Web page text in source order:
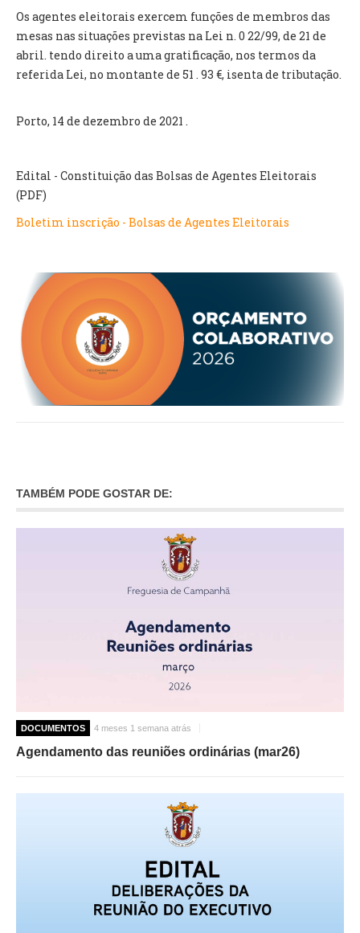
SERVIÇOS
GERAIS
CANÍDEOS
ATESTADOS
VENDA AMBULANTE
O GABINETE
APOIO AOS DESEMPREGADOS
APOIO ÀS EMPRESAS
OFERTAS DE EMPREGO
CONTACTO E HORÁRIO GIP
CONTACTOS
Os agentes eleitorais exercem funções de membros das
mesas nas situações previstas na Lei n. 0 22/99, de 21 de
abril. tendo direito a uma gratificação, nos termos da
referida Lei, no montante de 51 . 93 €, isenta de tributação.
Porto, 14 de dezembro de 2021 .
Edital - Constituição das Bolsas de Agentes Eleitorais
(PDF)
Boletim inscrição - Bolsas de Agentes Eleitorais
TAMBÉM PODE GOSTAR DE:
DOCUMENTOS 4 meses 1 semana atrás
Agendamento das reuniões ordinárias (mar26)